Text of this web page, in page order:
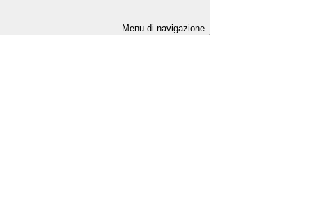
Menu di navigazione